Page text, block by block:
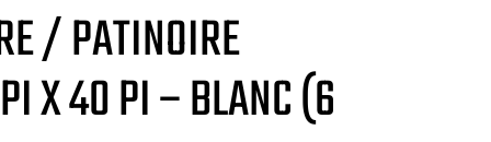
/ PATINOIRE
X 40 PI – BLANC (6